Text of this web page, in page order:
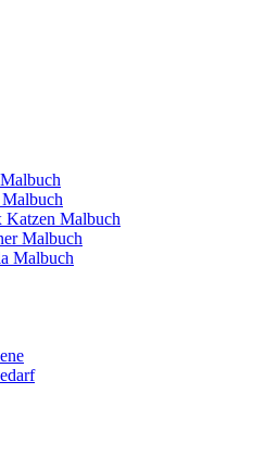
Katzen Malbuch
Malbuch
Malbuch